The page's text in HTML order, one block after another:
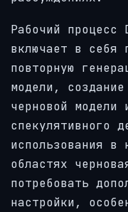
Рабочий процесс
включает в себя
повторную
модели,
черновой модели
спекулятивного
использования в
областях
потребовать
настройки,